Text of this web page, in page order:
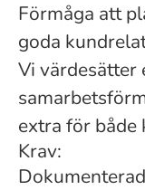
Förmåga att
goda
Vi värdesätter
extra för både
Krav: